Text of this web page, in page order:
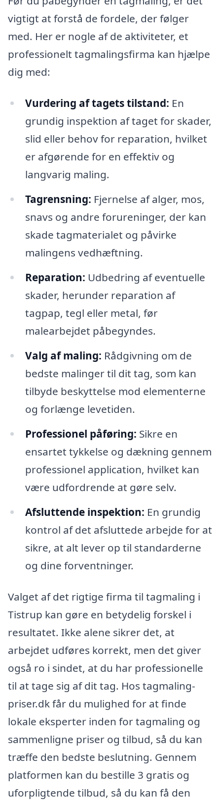
vigtigt at forstå de fordele, der følger
med. Her er nogle af de aktiviteter, et
professionelt tagmalingsfirma kan hjælpe
dig med:
Vurdering af tagets tilstand: En
grundig inspektion af taget for skader,
slid eller behov for reparation, hvilket
er afgørende for en effektiv og
langvarig maling.
Tagrensning: Fjernelse af alger, mos,
snavs og andre forureninger, der kan
skade tagmaterialet og påvirke
malingens vedhæftning.
Reparation: Udbedring af eventuelle
skader, herunder reparation af
tagpap, tegl eller metal, før
malearbejdet påbegyndes.
Valg af maling: Rådgivning om de
bedste malinger til dit tag, som kan
tilbyde beskyttelse mod elementerne
og forlænge levetiden.
Professionel påføring: Sikre en
ensartet tykkelse og dækning gennem
professionel application, hvilket kan
være udfordrende at gøre selv.
Afsluttende inspektion: En grundig
kontrol af det afsluttede arbejde for at
sikre, at alt lever op til standarderne
og dine forventninger.
Valget af det rigtige firma til tagmaling i
Tistrup kan gøre en betydelig forskel i
resultatet. Ikke alene sikrer det, at
arbejdet udføres korrekt, men det giver
også ro i sindet, at du har professionelle
til at tage sig af dit tag. Hos tagmaling-
priser.dk får du mulighed for at finde
lokale eksperter inden for tagmaling og
sammenligne priser og tilbud, så du kan
træffe den bedste beslutning. Gennem
platformen kan du bestille 3 gratis og
uforpligtende tilbud, så du kan få den